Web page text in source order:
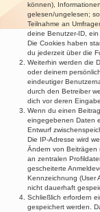
können),
gelesen/ungelesen;
Teilnahme an
deine Benutzer-ID,
Die Cookies haben
du jederzeit über die
Weiterhin werden die
oder deinem
eindeutiger
durch den Betreiber
dich vor deren
Wenn du einen
eingegebenen Daten
Entwurf
Die IP-Adresse wird
Ändern von Beiträgen
an zentralen
gescheiterte
Kennzeichnung (User
nicht dauerhaft
Schließlich erfordern
gespeichert werden.